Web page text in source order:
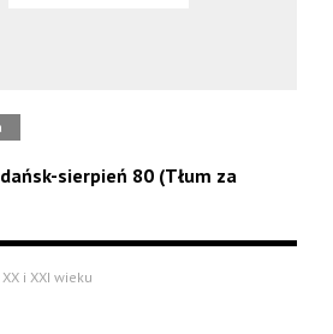
sierpień 80 (Tłum za
i XXI wieku